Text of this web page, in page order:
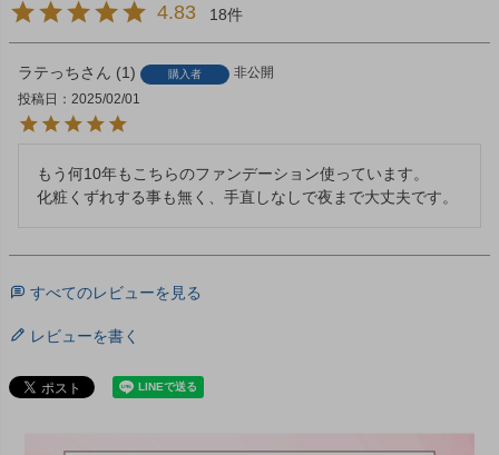
4.83 18
ラテっち 1 購入者
非公開
投稿日
2025/02/01
もう何10年もこちらのファンデーション使っています。
化粧くずれする事も無く、手直しなしで夜まで大丈夫です。
すべてのレビューを見る
レビューを書く